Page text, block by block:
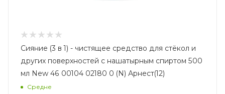
Сияние (3 в 1) - чистящее средство для стёкол и
других поверхностей с нашатырным спиртом 500
мл New 46 00104 02180 0 (N) Арнест(12)
Средне